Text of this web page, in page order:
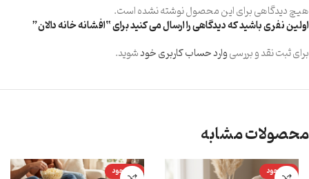
هیچ دیدگاهی برای این محصول نوشته نشده است.
اولین نفری باشید که دیدگاهی را ارسال می کنید برای “افشانه خانه دالان”
برای ثبت نقد و بررسیوارد حساب کاربری خودشوید.
محصولات مشابه
ناموجود ناموجود